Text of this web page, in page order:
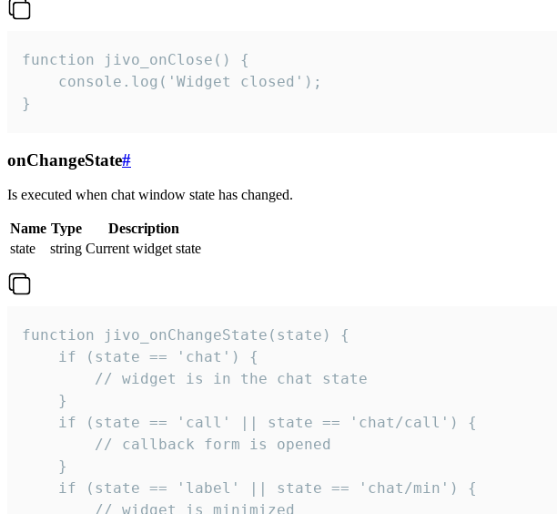
function jivo_onClose() {
    console.log('Widget closed');
}
onChangeState#
Is executed when chat window state has changed.
Name Type
Description
state
string Current widget state
function jivo_onChangeState(state) {
    if (state == 'chat') {
        // widget is in the chat state
    }
    if (state == 'call' || state == 'chat/call') {
        // callback form is opened
    }
    if (state == 'label' || state == 'chat/min') {
        // widget is minimized